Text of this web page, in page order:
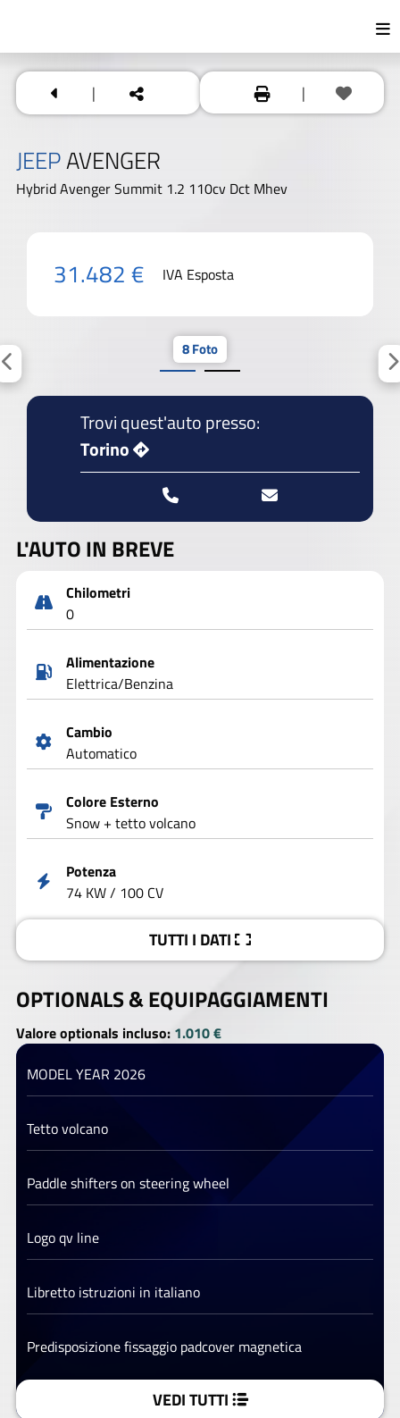
| |
JEEPAVENGER
Hybrid Avenger Summit 1.2 110cv Dct Mhev
31.482 € IVA Esposta
8 Foto
Trovi quest'auto presso:
Torino
L'AUTO IN BREVE
Chilometri
0
Alimentazione
Elettrica/Benzina
Cambio
Automatico
Colore Esterno
Snow + tetto volcano
Potenza
74 KW / 100 CV
TUTTI I DATI
OPTIONALS &EQUIPAGGIAMENTI
Valore optionals incluso: 1.010 €
MODEL YEAR 2026
Tetto volcano
Paddle shifters on steering wheel
Logo qv line
Libretto istruzioni in italiano
Predisposizione fissaggio padcover magnetica
VEDI TUTTI